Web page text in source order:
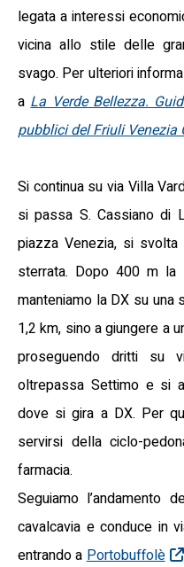
legata a interessi
vicina allo stile delle
svago. Per ulteriori
a La Verde Bellezza.
pubblici del Friuli Venezia
Si continua su via Villa
si passa S. Cassiano di
piazza Venezia, si
sterrata. Dopo 400 m la
manteniamo la DX su una
1,2 km, sino a giungere a
proseguendo dritti su
oltrepassa Settimo e si
dove si gira a DX. Per
servirsi della ciclo-
farmacia.
Seguiamo l’andamento
cavalcavia e conduce in
entrando a Portobuffolè